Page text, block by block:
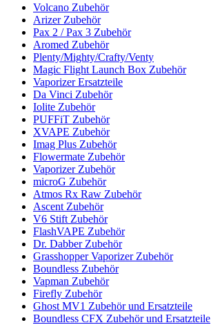
Volcano Zubehör
Arizer Zubehör
Pax 2 / Pax 3 Zubehör
Aromed Zubehör
Plenty/Mighty/Crafty/Venty
Magic Flight Launch Box Zubehör
Vaporizer Ersatzteile
Da Vinci Zubehör
Iolite Zubehör
PUFFiT Zubehör
XVAPE Zubehör
Imag Plus Zubehör
Flowermate Zubehör
Vaporizer Zubehör
microG Zubehör
Atmos Rx Raw Zubehör
Ascent Zubehör
V6 Stift Zubehör
FlashVAPE Zubehör
Dr. Dabber Zubehör
Grasshopper Vaporizer Zubehör
Boundless Zubehör
Vapman Zubehör
Firefly Zubehör
Ghost MV1 Zubehör und Ersatzteile
Boundless CFX Zubehör und Ersatzteile